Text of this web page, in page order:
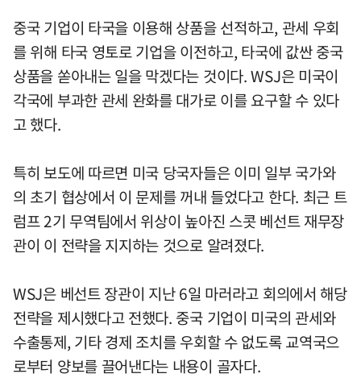
중국 기업이 타국을 이용해 상품을 선적하고, 관세 우회
를 위해 타국 영토로 기업을 이전하고, 타국에 값싼 중국
상품을 쏟아내는 일을 막겠다는 것이다. WSJ은 미국이
각국에 부과한 관세 완화를 대가로 이를 요구할 수 있다
고 했다.
특히 보도에 따르면 미국 당국자들은 이미 일부 국가와
의 초기 협상에서 이 문제를 꺼내 들었다고 한다. 최근 트
럼프 2기 무역팀에서 위상이 높아진 스콧 베선트 재무장
관이 이 전략을 지지하는 것으로 알려졌다.
WSJ은 베선트 장관이 지난 6일 마러라고 회의에서 해당
전략을 제시했다고 전했다. 중국 기업이 미국의 관세와
수출통제, 기타 경제 조치를 우회할 수 없도록 교역국으
로부터 양보를 끌어낸다는 내용이 골자다.